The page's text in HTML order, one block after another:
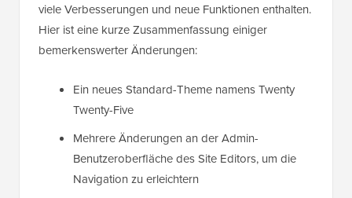
viele Verbesserungen und neue Funktionen enthalten.
Hier ist eine kurze Zusammenfassung einiger
bemerkenswerter Änderungen:
Ein neues Standard-Theme namens Twenty
Twenty-Five
Mehrere Änderungen an der Admin-
Benutzeroberfläche des Site Editors, um die
Navigation zu erleichtern